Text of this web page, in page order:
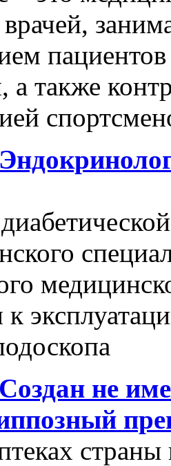
врачей,
а также
Создан не